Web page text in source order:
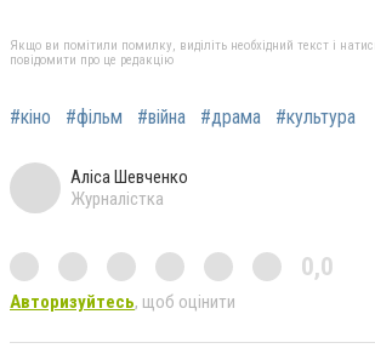
Якщо ви помітили помилку, виділіть необхідний текст і
повідомити про це редакцію
#кіно #фільм #війна #драма #культура
Аліса Шевченко
Журналістка
0,0
Авторизуйтесь, щоб оцінити